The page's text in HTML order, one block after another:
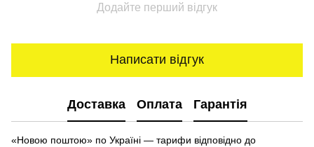
Додайте перший відгук
Написати відгук
Доставка Оплата Гарантія
«Новою поштою» по Україні — тарифи відповідно до